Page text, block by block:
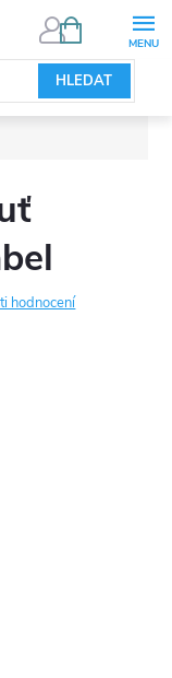
HLEDAT
NÁKUPNÍ
hodnocení